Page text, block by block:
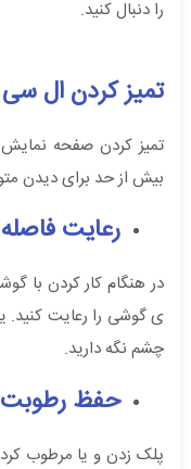
را دنبال کنید.
تمیز کردن ال
تمیز کردن صفحه نمایش
بیش از حد برای دیدن
رعایت
در هنگام کار کردن با
چشم نگه دارید.
حفظ
پلک زدن و یا مرطوب